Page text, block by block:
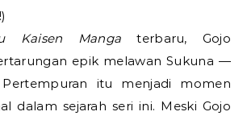
Kaisen Manga terbaru, Gojo
epik melawan Sukuna —
itu menjadi momen
dalam sejarah seri ini. Meski Gojo